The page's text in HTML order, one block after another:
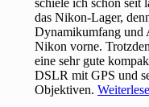
schiele ich schon seit
das Nikon-Lager,
Dynamikumfang und
Nikon vorne.
eine sehr gute
DSLR mit GPS und
Objektiven.